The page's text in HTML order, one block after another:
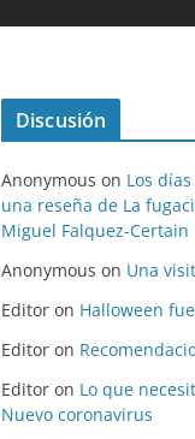
Discusión
Anonymous on Los
una reseña de La
Miguel Falquez-Certain
Anonymous on Una
Editor on Halloween
Editor on
Editor on Lo que
Nuevo coronavirus